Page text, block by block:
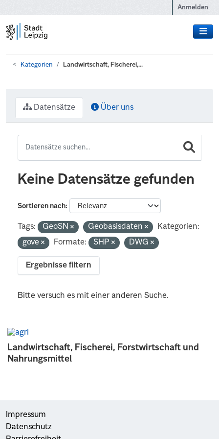
Anmelden
Kategorien Landwirtschaft, Fischerei,...
Landwirtschaft, Fischerei, Forstwirtschaft und
Nahrungsmittel
Datensätze Über uns
Keine Datensätze gefunden
Sortieren nach
Tags: GeoSN Geobasisdaten
Kategorien:
gove
Formate: SHP DWG
Ergebnisse filtern
Bitte versuch es mit einer anderen Suche.
Impressum
Datenschutz